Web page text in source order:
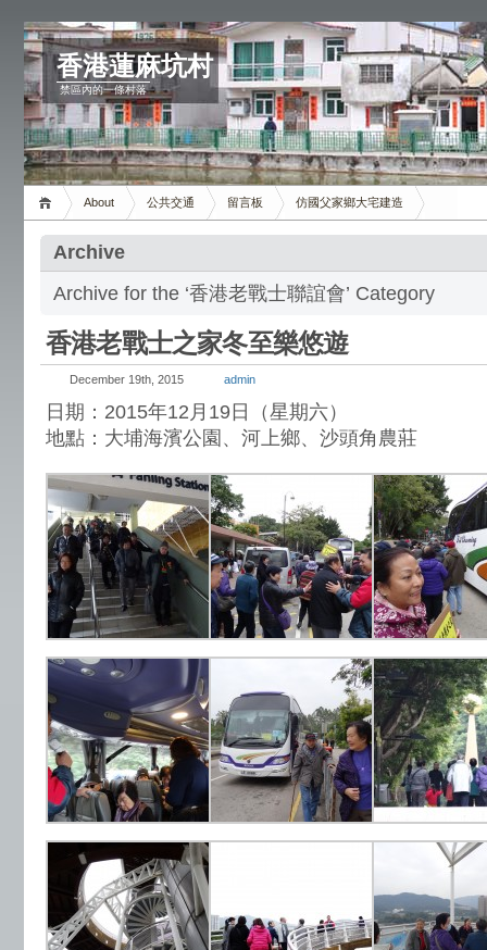
香港蓮麻坑村
禁區內的一條村落
About 公共交通 留言板 仿國父家鄉大宅建造
Archive
Archive for the ‘香港老戰士聯誼會’ Category
香港老戰士之家冬至樂悠遊
December 19th, 2015 admin
日期：2015年12月19日（星期六）
地點：大埔海濱公園、河上鄉、沙頭角農莊